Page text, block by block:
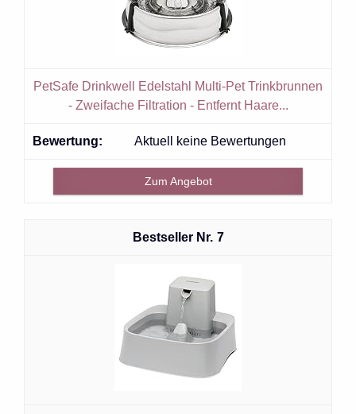
PetSafe Drinkwell Edelstahl Multi-Pet Trinkbrunnen
- Zweifache Filtration - Entfernt Haare...
Aktuell keine Bewertungen
Zum Angebot
7